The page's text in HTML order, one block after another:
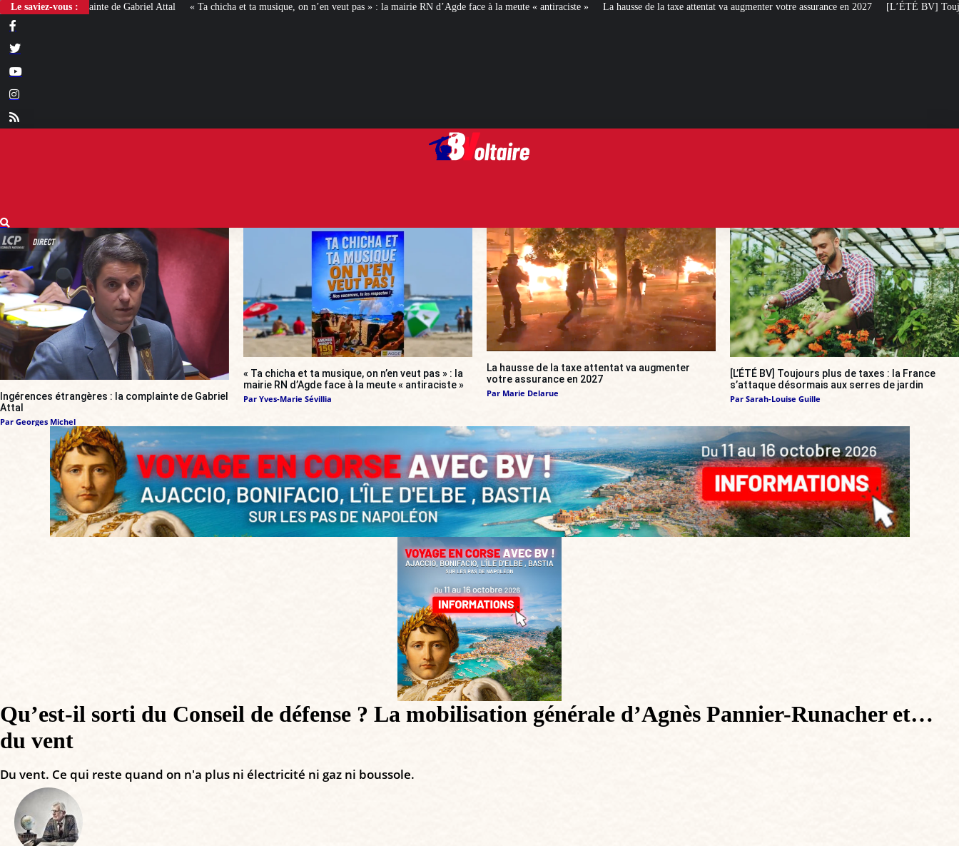
Le saviez-vous :« Ta chicha et ta musique, on n’en veut pas » : la mairie RN d’Agde face à la meute « antiraciste » La hausse de la taxe attentat va augmenter votre assurance en 2027 [L’ÉTÉ BV] Toujours plus de taxes : la
Ingérences étrangères : la complainte de Gabriel
Attal
Par Georges Michel
« Ta chicha et ta musique, on n’en veut pas » : la
mairie RN d’Agde face à la meute « antiraciste »
Par Yves-Marie Sévillia
La hausse de la taxe attentat va augmenter
votre assurance en 2027
Par Marie Delarue
[L’ÉTÉ BV] Toujours plus de taxes : la France
s’attaque désormais aux serres de jardin
Par Sarah-Louise Guille
Qu’est-il sorti du Conseil de défense ? La mobilisation générale d’Agnès Pannier-Runacher et…
du vent
Du vent. Ce qui reste quand on n'a plus ni électricité ni gaz ni boussole.